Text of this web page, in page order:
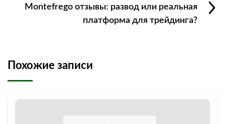
Montefrego отзывы: развод или реальная
платформа для трейдинга?
Похожие записи